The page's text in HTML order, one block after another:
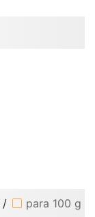
/ para 100 g